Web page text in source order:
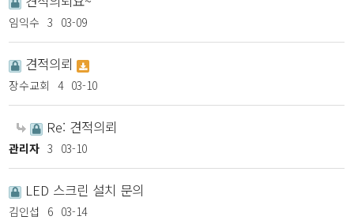
임익수 3 03-09
견적의뢰
장수교회 4 03-10
Re: 견적의뢰
관리자 3 03-10
LED 스크린 설치 문의
김인섭 6 03-14